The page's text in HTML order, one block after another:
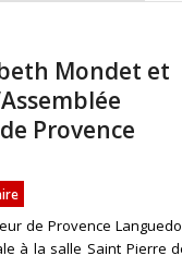
Mondet et
Provence
de Provence
à la salle Saint Pierre